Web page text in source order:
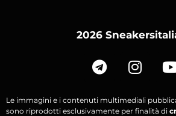
2026
Le immagini e i contenuti multimediali
sono riprodotti esclusivamente per finalità di